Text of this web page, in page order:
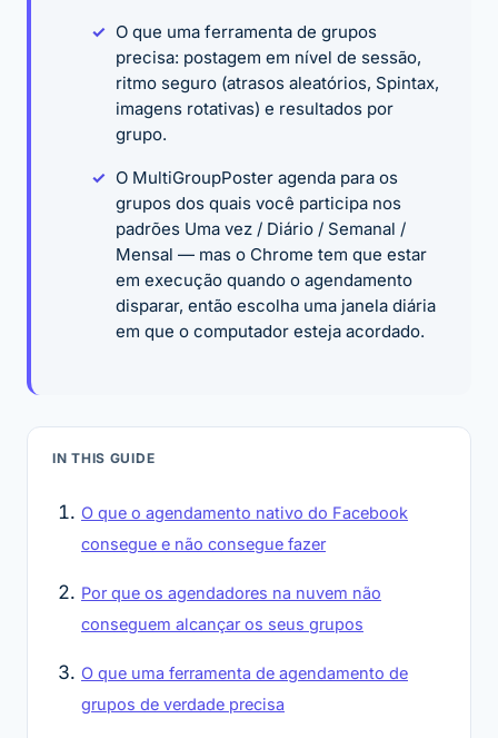
O que uma ferramenta de grupos
precisa: postagem em nível de sessão,
ritmo seguro (atrasos aleatórios, Spintax,
imagens rotativas) e resultados por
grupo.
O MultiGroupPoster agenda para os
grupos dos quais você participa nos
padrões Uma vez / Diário / Semanal /
Mensal — mas o Chrome tem que estar
em execução quando o agendamento
disparar, então escolha uma janela diária
em que o computador esteja acordado.
IN THIS GUIDE
O que o agendamento nativo do Facebook
consegue e não consegue fazer
Por que os agendadores na nuvem não
conseguem alcançar os seus grupos
O que uma ferramenta de agendamento de
grupos de verdade precisa